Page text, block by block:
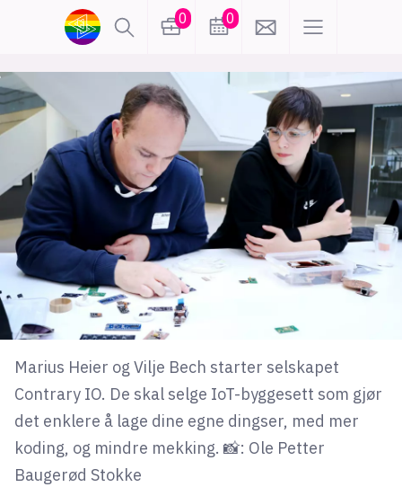
0 0
Marius Heier og Vilje Bech starter selskapet
Contrary IO. De skal selge IoT-byggesett som gjør
det enklere å lage dine egne dingser, med mer
koding, og mindre mekking. 📸: Ole Petter
Baugerød Stokke
lønn
KI
karriere
meninger
utdanning sikkerhet
kontor
frontend
backend
apputvikling
devops
tilgjengelighet
hobby
lys modus